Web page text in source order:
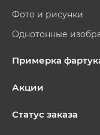
Фото и рисунки
Однотонные
Примерка
Акции
Статус заказа